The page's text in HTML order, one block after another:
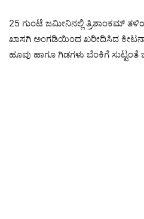
25 ಗುಂಟೆ ಜಮೀನಿನಲ್ಲಿ ತ್ರಿಶಾಂಕಮ್
ಖಾಸಗಿ ಅಂಗಡಿಯಿಂದ ಖರೀದಿಸಿದ
ಹೂವು ಹಾಗೂ ಗಿಡಗಳು ಬೆಂಕಿಗೆ